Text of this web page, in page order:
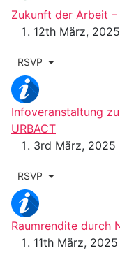
Zukunft der Arbeit
12th März, 2025
RSVP
Infoveranstaltung
URBACT
3rd März, 2025
RSVP
Raumrendite durch
11th März, 2025